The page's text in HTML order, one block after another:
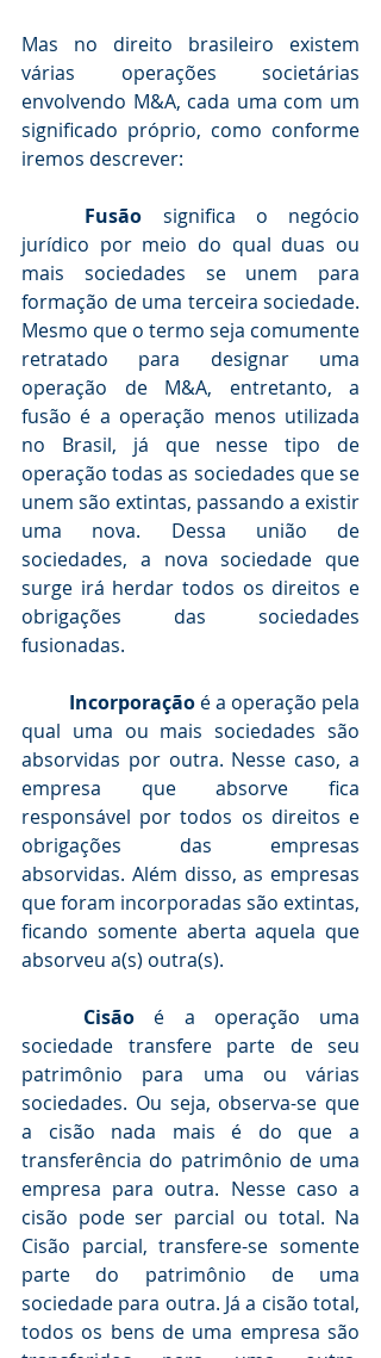
Mas no direito brasileiro existem
várias operações societárias
envolvendo M&A, cada uma com um
significado próprio, como conforme
iremos descrever:
Fusão significa o negócio
jurídico por meio do qual duas ou
mais sociedades se unem para
formação de uma terceira sociedade.
Mesmo que o termo seja comumente
retratado para designar uma
operação de M&A, entretanto, a
fusão é a operação menos utilizada
no Brasil, já que nesse tipo de
operação todas as sociedades que se
unem são extintas, passando a existir
uma nova. Dessa união de
sociedades, a nova sociedade que
surge irá herdar todos os direitos e
obrigações das sociedades
fusionadas.
Incorporação é a operação pela
qual uma ou mais sociedades são
absorvidas por outra. Nesse caso, a
empresa que absorve fica
responsável por todos os direitos e
obrigações das empresas
absorvidas. Além disso, as empresas
que foram incorporadas são extintas,
ficando somente aberta aquela que
absorveu a(s) outra(s).
Cisão é a operação uma
sociedade transfere parte de seu
patrimônio para uma ou várias
sociedades. Ou seja, observa-se que
a cisão nada mais é do que a
transferência do patrimônio de uma
empresa para outra. Nesse caso a
cisão pode ser parcial ou total. Na
Cisão parcial, transfere-se somente
parte do patrimônio de uma
sociedade para outra. Já a cisão total,
todos os bens de uma empresa são